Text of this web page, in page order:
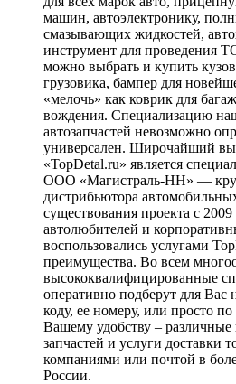
машин, автоэлектронику,
смазывающих жидкостей,
инструмент для проведения
можно выбрать и купить
грузовика, бампер для
«мелочь» как коврик для
вождения. Специализацию
автозапчастей невозможно
универсален. Широчайший
«TopDetal.ru» является
ООО «Магистраль-НН» —
дистрибьютора
существования проекта с
автолюбителей и
воспользовались услугами
преимущества. Во всем
высококвалифицированные
оперативно подберут для
коду, ее номеру, или просто
Вашему удобству –
запчастей и услуги доставки
компаниями или почтой в
России.